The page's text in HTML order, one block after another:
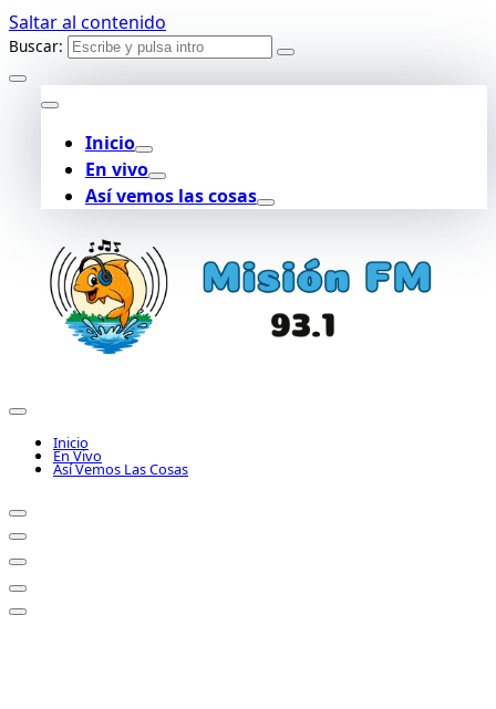
Saltar al contenido
Buscar:
Inicio
En vivo
Así vemos las cosas
Inicio
En Vivo
Así Vemos Las Cosas